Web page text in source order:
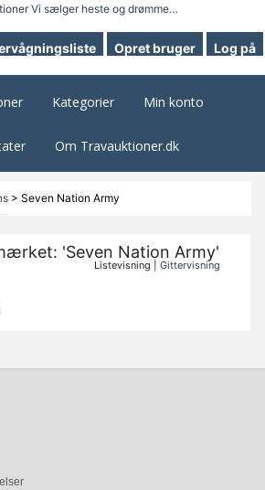
Opret bruger Log på
Kategorier Min konto
Om Travauktioner.dk
> Seven Nation Army
'Seven Nation Army'
Listevisning |Gittervisning